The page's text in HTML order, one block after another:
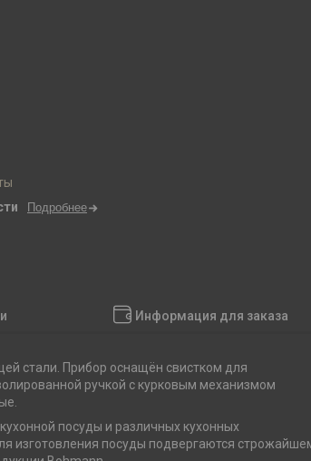
Подробнее
Информация для заказа
стали. Прибор оснащён свистком для
ручкой с курковым механизмом
посуды и различных кухонных
изготовления посуды подвергаются